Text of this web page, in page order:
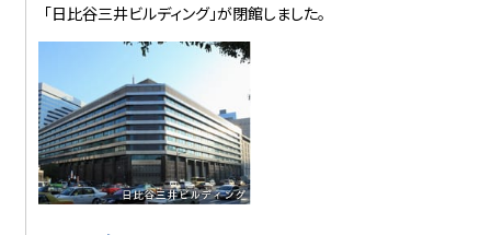
「日比谷三井ビルディング」が閉館しました。